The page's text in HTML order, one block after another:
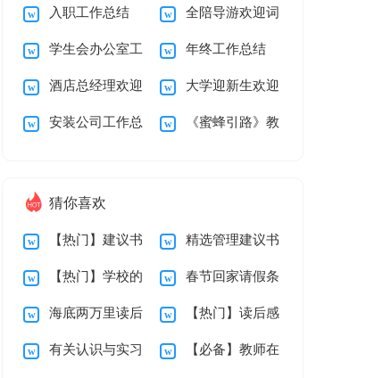
结 演讲稿4篇
入职工作总结 全陪导游欢迎词
15篇
学生会办公室工
作总结15篇
年终工作总结
【荐】
酒店总经理欢迎
词
大学迎新生欢迎
词11篇
安装公司工作总 《蜜蜂引路》教
猜你喜欢
【热门】建议书
作文合集七篇
精选管理建议书
四篇
【热门】学校的
辞职报告6篇
春节回家请假条
汇编八篇
海底两万里读后
感
【热门】读后感
的作文300字三篇
有关认识与实习 【必备】教师在